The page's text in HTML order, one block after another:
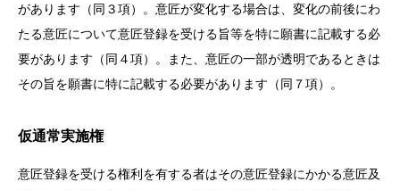
があります（同３項）。意匠が変化する場合は、変化の前後にわ
たる意匠について意匠登録を受ける旨等を特に願書に記載する必
要があります（同４項）。また、意匠の一部が透明であるときは
その旨を願書に特に記載する必要があります（同７項）。
仮通常実施権
意匠登録を受ける権利を有する者はその意匠登録にかかる意匠及